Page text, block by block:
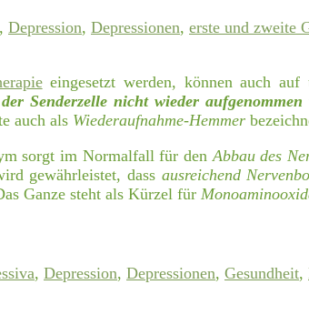
, Depression, Depressionen, erste und zweite
eingesetzt werden, können auch auf
Senderzelle nicht wieder
auch als Wiederaufnahme-Hemmer
sorgt im Normalfall für den Abbau des
gewährleistet, dass ausreichend
Ganze steht als Kürzel für
, Depression, Depressionen, Gesundheit,